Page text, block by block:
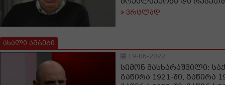
ვრცლად
ახალი ამბები
19-06-2022
სიმონ მასხარაშვილი:
გაწირა 1921-ში, გაწირა